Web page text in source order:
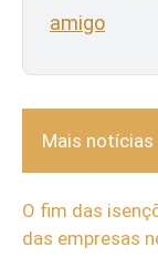
amigo
Mais notícias
O fim das
das empresas